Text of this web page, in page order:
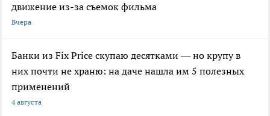
движение из-за съемок фильма
Вчера
Банки из Fix Price скупаю десятками — но крупу в
них почти не храню: на даче нашла им 5 полезных
применений
4 августа